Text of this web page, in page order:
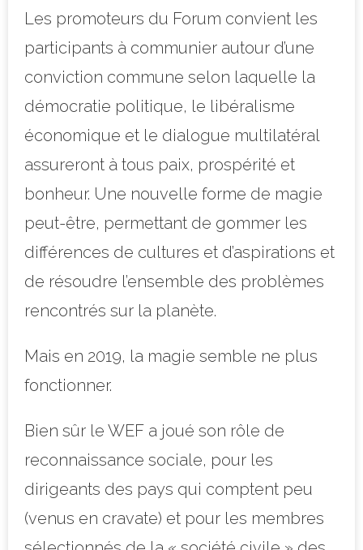
Les promoteurs du Forum convient les
participants à communier autour d’une
conviction commune selon laquelle la
démocratie politique, le libéralisme
économique et le dialogue multilatéral
assureront à tous paix, prospérité et
bonheur. Une nouvelle forme de magie
peut-être, permettant de gommer les
différences de cultures et d’aspirations et
de résoudre l’ensemble des problèmes
rencontrés sur la planète.
Mais en 2019, la magie semble ne plus
fonctionner.
Bien sûr le WEF a joué son rôle de
reconnaissance sociale, pour les
dirigeants des pays qui comptent peu
(venus en cravate) et pour les membres